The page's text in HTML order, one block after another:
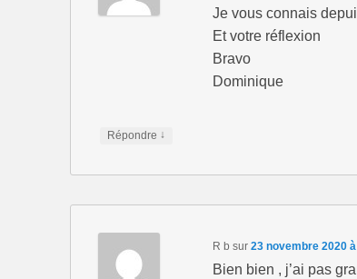
Je vous connais
Et votre réflexion
Bravo
Dominique
Répondre ↓
R b sur 23 novembre 2020
Bien bien , j’ai pas